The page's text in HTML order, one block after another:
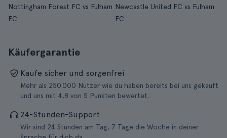
Nottingham Forest FC vs Fulham
FC
Newcastle United FC vs Fulham
FC
Käufergarantie
Kaufe sicher und sorgenfrei
Mehr als 250.000 Nutzer wie du haben bereits bei uns gekauft
und uns mit 4,8 von 5 Punkten bewertet.
24-Stunden-Support
Wir sind 24 Stunden am Tag, 7 Tage die Woche in deiner